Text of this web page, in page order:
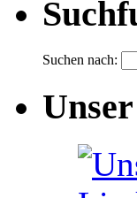
Suchen nach: